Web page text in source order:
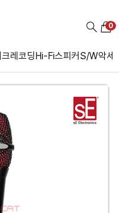
레코딩Hi-Fi스피커S/W악세
0